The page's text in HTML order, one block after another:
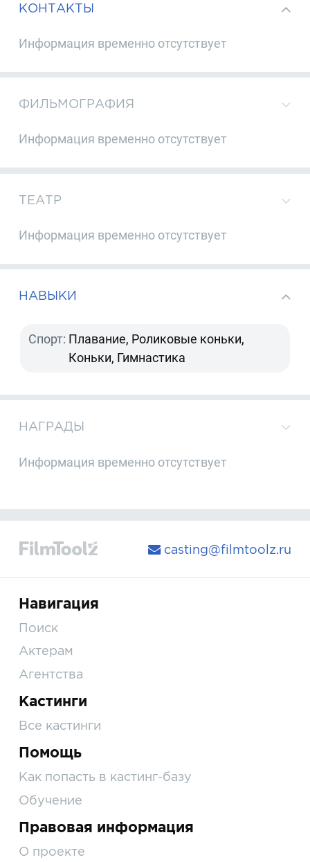
КОНТАКТЫ
Информация временно отсутствует
ФИЛЬМОГРАФИЯ
Информация временно отсутствует
ТЕАТР
Информация временно отсутствует
НАВЫКИ
Спорт: Плавание, Роликовые коньки,
Коньки, Гимнастика
НАГРАДЫ
Информация временно отсутствует
casting@filmtoolz.ru
Навигация
Поиск
Актерам
Агентства
Кастинги
Все кастинги
Помощь
Как попасть в кастинг-базу
Обучение
Правовая информация
О проекте